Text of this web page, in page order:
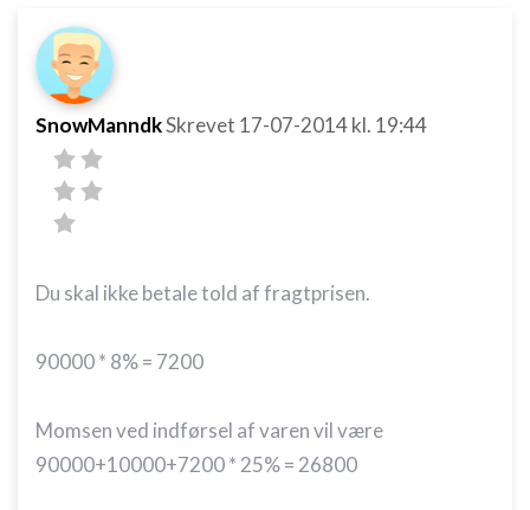
SnowManndkSkrevet 17-07-2014kl. 19:44
Du skal ikke betale told af fragtprisen.
90000 * 8% = 7200
Momsen ved indførsel af varen vil være
90000+10000+7200 * 25% = 26800